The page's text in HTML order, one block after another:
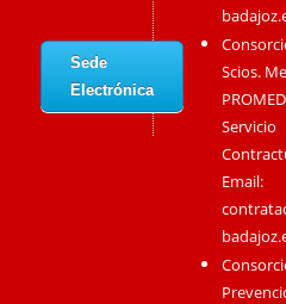
Sede
Electrónica
Scios.
Email: